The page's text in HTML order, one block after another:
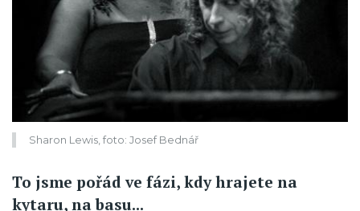
Sharon Lewis, foto: Josef Bednář
To jsme pořád ve fázi, kdy hrajete na
kytaru, na basu...